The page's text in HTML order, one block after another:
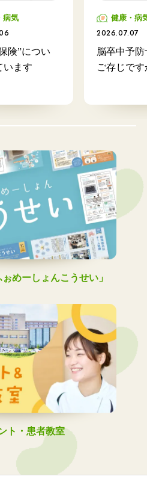
病気
険”につい
います
健康・病
2026.07.07
脳卒中予
ご存じです
めーしょんこうせい」
ト・患者教室